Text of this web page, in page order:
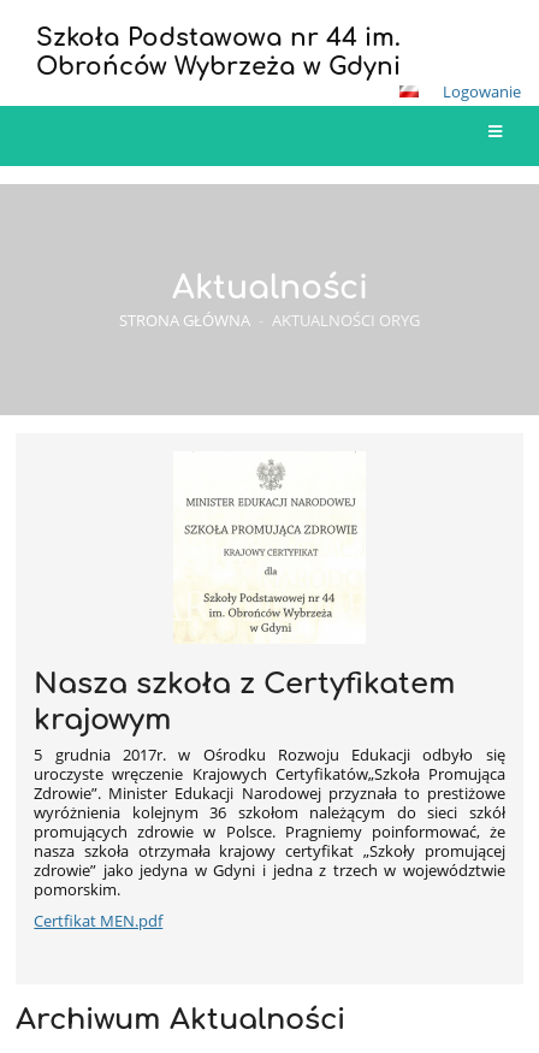
Szkoła Podstawowa nr 44 im.
Obrońców Wybrzeża w Gdyni
Logowanie
Aktualności
STRONA GŁÓWNA - AKTUALNOŚCI ORYG
Nasza szkoła z Certyfikatem
krajowym
5 grudnia 2017r. w Ośrodku Rozwoju Edukacji odbyło się
uroczyste wręczenie Krajowych Certyfikatów„Szkoła Promująca
Zdrowie”. Minister Edukacji Narodowej przyznała to prestiżowe
wyróżnienia kolejnym 36 szkołom należącym do sieci szkół
promujących zdrowie w Polsce. Pragniemy poinformować, że
nasza szkoła otrzymała krajowy certyfikat „Szkoły promującej
zdrowie” jako jedyna w Gdyni i jedna z trzech w województwie
pomorskim.
Certfikat MEN.pdf
Archiwum Aktualności